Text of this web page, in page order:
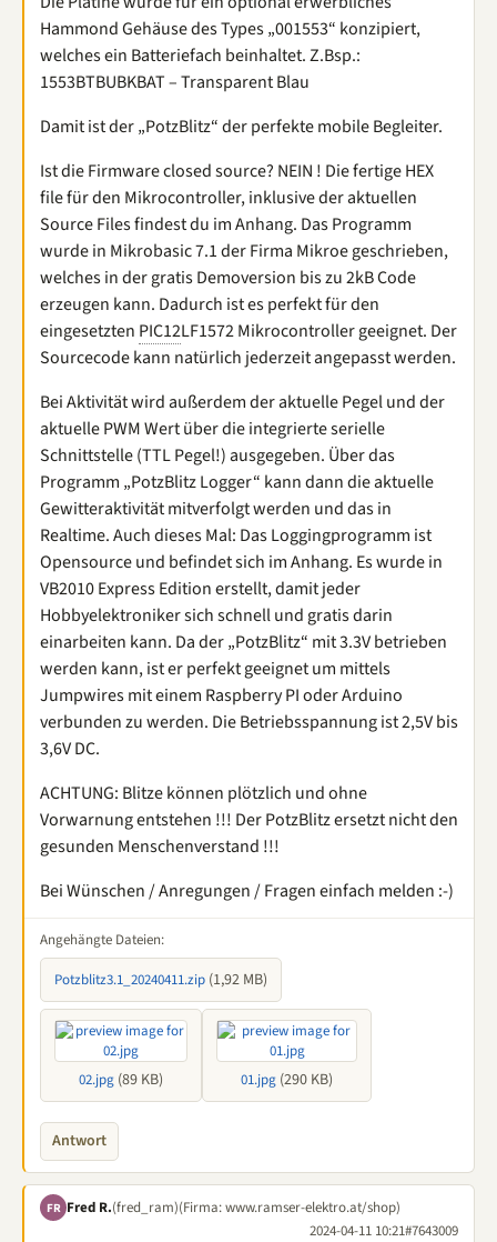
Hammond Gehäuse des Types „001553“ konzipiert,
welches ein Batteriefach beinhaltet. Z.Bsp.:
1553BTBUBKBAT – Transparent Blau
Damit ist der „PotzBlitz“ der perfekte mobile Begleiter.
Ist die Firmware closed source? NEIN ! Die fertige HEX
file für den Mikrocontroller, inklusive der aktuellen
Source Files findest du im Anhang. Das Programm
wurde in Mikrobasic 7.1 der Firma Mikroe geschrieben,
welches in der gratis Demoversion bis zu 2kB Code
erzeugen kann. Dadurch ist es perfekt für den
eingesetzten PIC12LF1572 Mikrocontroller geeignet. Der
Sourcecode kann natürlich jederzeit angepasst werden.
Bei Aktivität wird außerdem der aktuelle Pegel und der
aktuelle PWM Wert über die integrierte serielle
Schnittstelle (TTL Pegel!) ausgegeben. Über das
Programm „PotzBlitz Logger“ kann dann die aktuelle
Gewitteraktivität mitverfolgt werden und das in
Realtime. Auch dieses Mal: Das Loggingprogramm ist
Opensource und befindet sich im Anhang. Es wurde in
VB2010 Express Edition erstellt, damit jeder
Hobbyelektroniker sich schnell und gratis darin
einarbeiten kann. Da der „PotzBlitz“ mit 3.3V betrieben
werden kann, ist er perfekt geeignet um mittels
Jumpwires mit einem Raspberry PI oder Arduino
verbunden zu werden. Die Betriebsspannung ist 2,5V bis
3,6V DC.
ACHTUNG: Blitze können plötzlich und ohne
Vorwarnung entstehen !!! Der PotzBlitz ersetzt nicht den
gesunden Menschenverstand !!!
Bei Wünschen / Anregungen / Fragen einfach melden :-)
Angehängte Dateien:
Potzblitz3.1_20240411.zip (1,92 MB)
02.jpg (89 KB) 01.jpg (290 KB)
Antwort
FR Fred R.(fred_ram)(Firma: www.ramser-elektro.at/shop)
2024-04-11 10:21#7643009